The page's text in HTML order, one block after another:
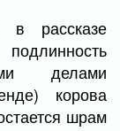
в рассказе
делами
корова
шрам